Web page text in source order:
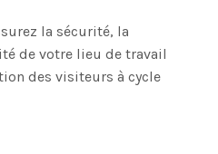
la sécurité, la
de votre lieu de travail
des visiteurs à cycle